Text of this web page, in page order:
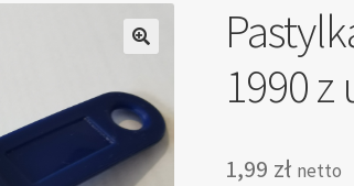
1990
1,99 zł netto